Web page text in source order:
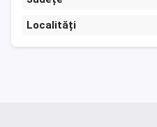
Localități